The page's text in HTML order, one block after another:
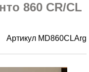
860 CR/CL
Артикул MD860CLArg